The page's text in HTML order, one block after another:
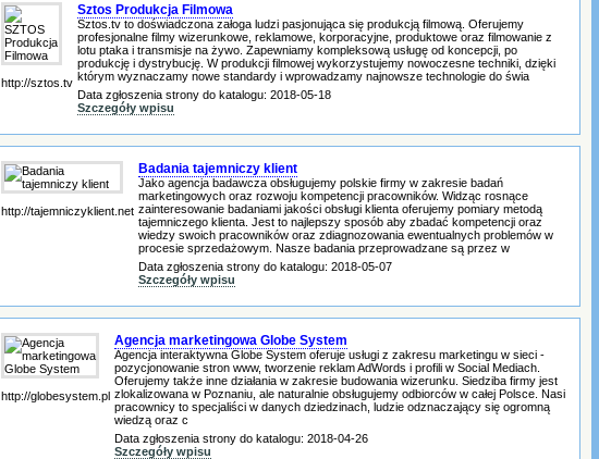
http://sztos.tv
Sztos Produkcja Filmowa
Sztos.tv to doświadczona załoga ludzi pasjonująca się produkcją filmową. Oferujemy
profesjonalne filmy wizerunkowe, reklamowe, korporacyjne, produktowe oraz filmowanie z
lotu ptaka i transmisje na żywo. Zapewniamy kompleksową usługę od koncepcji, po
produkcję i dystrybucję. W produkcji filmowej wykorzystujemy nowoczesne techniki, dzięki
którym wyznaczamy nowe standardy i wprowadzamy najnowsze technologie do świa
Data zgłoszenia strony do katalogu: 2018-05-18
Szczegóły wpisu
http://tajemniczyklient.net
Badania tajemniczy klient
Jako agencja badawcza obsługujemy polskie firmy w zakresie badań
marketingowych oraz rozwoju kompetencji pracowników. Widząc rosnące
zainteresowanie badaniami jakości obsługi klienta oferujemy pomiary metodą
tajemniczego klienta. Jest to najlepszy sposób aby zbadać kompetencji oraz
wiedzy swoich pracowników oraz zdiagnozowania ewentualnych problemów w
procesie sprzedażowym. Nasze badania przeprowadzane są przez w
Data zgłoszenia strony do katalogu: 2018-05-07
Szczegóły wpisu
http://globesystem.pl
Agencja marketingowa Globe System
Agencja interaktywna Globe System oferuje usługi z zakresu marketingu w sieci -
pozycjonowanie stron www, tworzenie reklam AdWords i profili w Social Mediach.
Oferujemy także inne działania w zakresie budowania wizerunku. Siedziba firmy jest
zlokalizowana w Poznaniu, ale naturalnie obsługujemy odbiorców w całej Polsce. Nasi
pracownicy to specjaliści w danych dziedzinach, ludzie odznaczający się ogromną
wiedzą oraz c
Data zgłoszenia strony do katalogu: 2018-04-26
Szczegóły wpisu